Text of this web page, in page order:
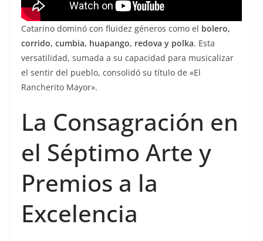
Catarino dominó con fluidez géneros como el bolero,
corrido, cumbia, huapango, redova y polka. Esta
versatilidad, sumada a su capacidad para musicalizar
el sentir del pueblo, consolidó su título de «El
Rancherito Mayor».
La Consagración en
el Séptimo Arte y
Premios a la
Excelencia